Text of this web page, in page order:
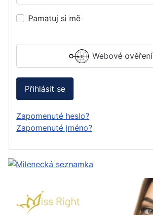
Pamatuj si mě
Webové ověření
Přihlásit se
Zapomenuté heslo?
Zapomenuté jméno?